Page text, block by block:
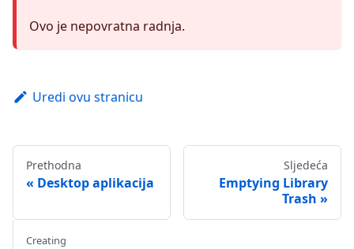
Ovo je nepovratna radnja.
Uredi ovu stranicu
Prethodna
Desktop aplikacija
Sljedeća
Emptying Library
Trash
Creating